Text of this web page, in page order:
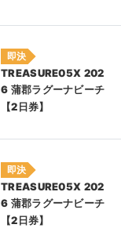
即決
TREASURE05X 202
6 蒲郡ラグーナビーチ
【2日券】
即決
TREASURE05X 202
6 蒲郡ラグーナビーチ
【2日券】